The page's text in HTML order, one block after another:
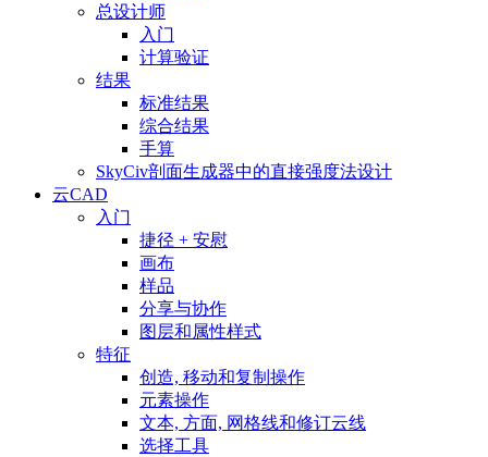
总设计师
入门
计算验证
结果
标准结果
综合结果
手算
SkyCiv剖面生成器中的直接强度法设计
云CAD
入门
捷径 + 安慰
画布
样品
分享与协作
图层和属性样式
特征
创造, 移动和复制操作
元素操作
文本, 方面, 网格线和修订云线
选择工具